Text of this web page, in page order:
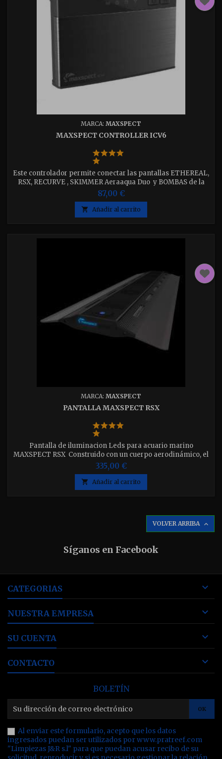
MARCA: MAXSPECT
MAXSPECT CONTROLLER ICV6
Este controlador permite conectar las pantallas ETHEREAL,
RSX, RECURVE , SKIMMER Aeraaqua Duo y BOMBAS de la
ultima generacion por wireless y controlarlas por medio de
un smartphone o tablet con IOS o Android.
87,00 €
 Añadir al carrito
MARCA: MAXSPECT
PANTALLA MAXSPECT RSX
Pantalla de iluminacion Leds para acuario marino
MAXSPECT RSX Construido con un cuerpo aerodinámico, el
sistema de iluminación RSX LED está diseñado para
integrarse sin problemas en su sala de estar con elegancia y
estilo. Disponible en 50w - 100w - 150w - 200w - 300w elija
la que desee
335,00 €
 Añadir al carrito
VOLVER ARRIBA 
Síganos en Facebook
CATEGORIAS 
NUESTRA EMPRESA 
SU CUENTA 
CONTACTO 
BOLETÍN
Al enviar este formulario, acepto que los datos
ingresados puedan ser utilizados por www.pratreef.com
"Limpiezas J&R s.l" para que puedan acusar recibo de su